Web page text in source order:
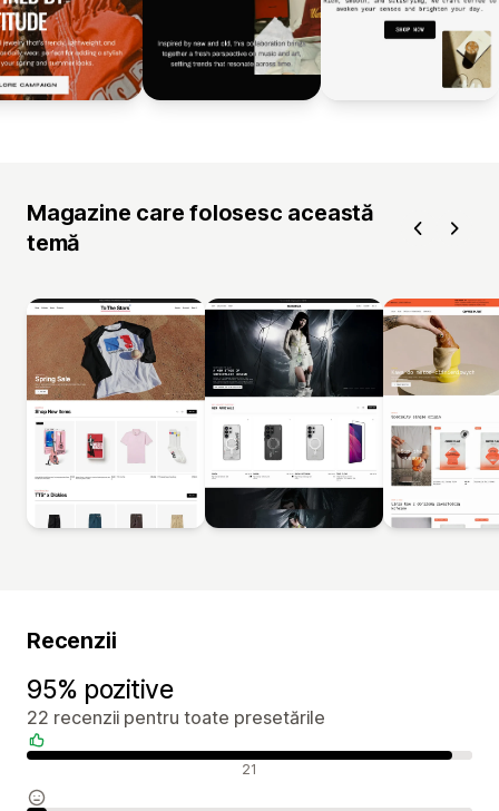
Magazine care folosesc această
temă
Recenzii
95% pozitive
22 recenzii pentru toate presetările
Recenzii pozitive 21